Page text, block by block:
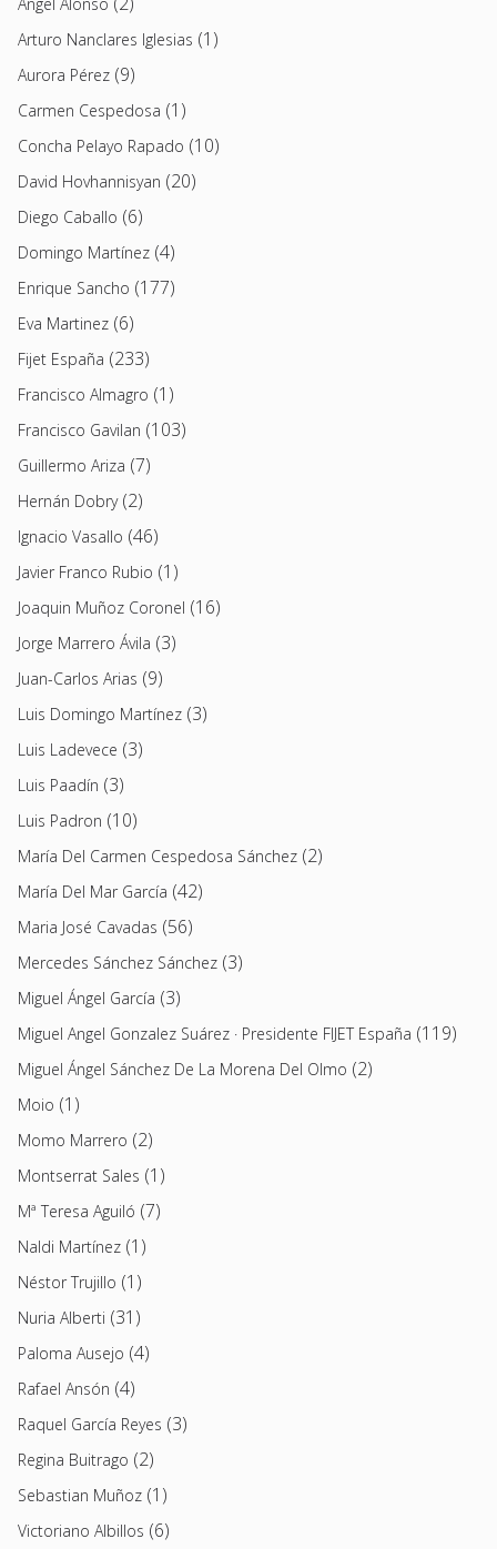
Arturo Nanclares Iglesias (1)
Aurora Pérez (9)
Carmen Cespedosa (1)
Concha Pelayo Rapado (10)
David Hovhannisyan (20)
Diego Caballo (6)
Domingo Martínez (4)
Enrique Sancho (177)
Eva Martinez (6)
Fijet España (233)
Francisco Almagro (1)
Francisco Gavilan (103)
Guillermo Ariza (7)
Hernán Dobry(2)
Ignacio Vasallo (46)
Javier Franco Rubio (1)
Joaquin Muñoz Coronel (16)
Jorge Marrero Ávila (3)
Juan-Carlos Arias (9)
Luis Domingo Martínez (3)
Luis Ladevece (3)
Luis Paadín (3)
Luis Padron (10)
María Del Carmen Cespedosa Sánchez (2)
María Del Mar García (42)
Maria José Cavadas (56)
Mercedes Sánchez Sánchez (3)
Miguel Ángel García (3)
Miguel Angel Gonzalez Suárez · Presidente FIJET España (119)
Miguel Ángel Sánchez De La Morena Del Olmo (2)
Moio (1)
Momo Marrero (2)
Montserrat Sales (1)
Mª Teresa Aguiló (7)
Naldi Martínez (1)
Néstor Trujillo (1)
Nuria Alberti (31)
Paloma Ausejo (4)
Rafael Ansón (4)
Raquel García Reyes (3)
Regina Buitrago (2)
Sebastian Muñoz (1)
Victoriano Albillos (6)